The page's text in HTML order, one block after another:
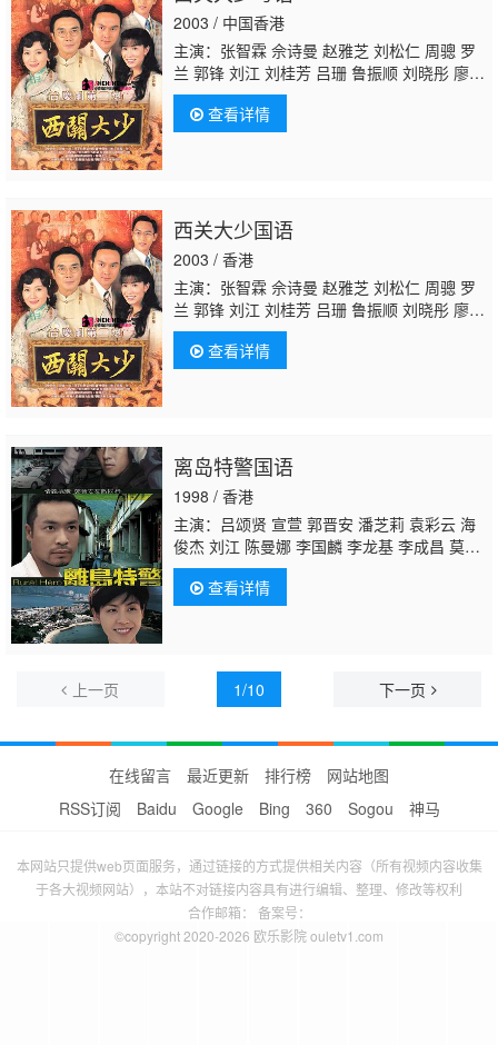
2003 / 中国香港
主演：张智霖 佘诗曼 赵雅芝 刘松仁 周骢 罗
兰 郭锋 刘江 刘桂芳 吕珊 鲁振顺 刘晓彤 廖丽
丽 林影红 沈可欣 夏竹欣 凌礼文 戴少民 郑世
豪 邓汝超 邵卓尧 陈狄克
烈 郑嘉颖 韩君婷 王伟梁 游飙 黎秀英 张汉
君 关德辉 余慕莲 伍慧珊 贺文杰 罗天池 梁珈
咏 陈丹丹 陈少邦 叶炜 河国荣 郭卓桦
查看详情
西关大少国语
2003 / 香港
主演：张智霖 佘诗曼 赵雅芝 刘松仁 周骢 罗
兰 郭锋 刘江 刘桂芳 吕珊 鲁振顺 刘晓彤 廖丽
丽 林影红 沈可欣 夏竹欣 凌礼文 戴少民 郑世
豪 邓汝超 邵卓尧 陈狄克
烈 郑嘉颖 韩君婷 王伟梁 游飙 黎秀英 张汉
君 关德辉 余慕莲 伍慧珊 贺文杰 罗天池 梁珈
咏 陈丹丹 陈少邦 叶炜 河国荣 郭卓桦
查看详情
离岛特警国语
1998 / 香港
主演：吕颂贤 宣萱 郭晋安 潘芝莉 袁彩云 海
俊杰 刘江 陈曼娜 李国麟 李龙基 李成昌 莫家
尧 蒋克 罗兰 王伟 黄恺欣 焦雄 廖丽丽 张松
枝 河国荣 王俊棠 黄德斌 郭卓桦 邓汝超 王维
德 邵卓尧 戴耀明
查看详情
上一页 1/10 下一页
在线留言 最近更新 排行榜
网站地图
RSS订阅
Baidu Google Bing 360 Sogou 神马
本网站只提供web页面服务，通过链接的方式提供相关内容（所有视频内容收集
于各大视频网站），本站不对链接内容具有进行编辑、整理、修改等权利
合作邮箱： 备案号：
©copyright 2020-2026 欧乐影院 ouletv1.com